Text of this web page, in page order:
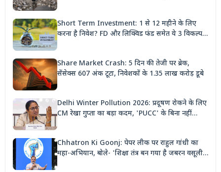
Short Term Investment: 1 से 12 महीने के लिए
करना है निवेश? FD और लिक्विड फंड समेत ये 3 विकल्प
Share Market Crash: 5 दिन की तेजी पर ब्रेक,
सेंसेक्स 607 अंक टूटा, निवेशकों के 1.35 लाख करोड़ डूबे
Delhi Winter Pollution 2026: प्रदूषण रोकने के लिए
CM रेखा गुप्ता का बड़ा कदम, 'PUCC' के बिना नहीं
Chhatron Ki Goonj: पेपर लीक पर राहुल गांधी का
महा-अभियान, बोले- 'शिक्षा तंत्र बन गया है जबरन वसूली